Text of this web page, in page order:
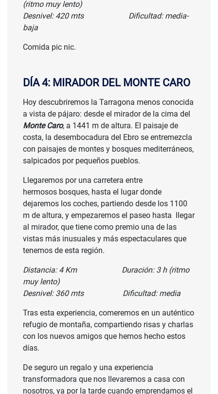
(ritmo muy lento)
Desnivel: 420 mts Dificultad: media-
baja
Comida pic nic.
DÍA 4: MIRADOR DEL MONTE CARO
Hoy descubriremos la Tarragona menos conocida
a vista de pájaro: desde el mirador de la cima del
Monte Caro, a 1441 m de altura. El paisaje de
costa, la desembocadura del Ebro se entremezcla
con paisajes de montes y bosques mediterráneos,
salpicados por pequeños pueblos.
Llegaremos por una carretera entre
hermosos bosques, hasta el lugar donde
dejaremos los coches, partiendo desde los 1100
m de altura, y empezaremos el paseo hasta llegar
al mirador, que tiene como premio una de las
vistas más inusuales y más espectaculares que
tenemos de esta región.
Distancia: 4 Km Duración: 3 h (ritmo
muy lento)
Desnivel: 360 mts Dificultad: media
Tras esta experiencia, comeremos en un auténtico
refugio de montaña, compartiendo risas y charlas
con los nuevos amigos que hemos hecho estos
días.
De seguro un regalo y una experiencia
transformadora que nos llevaremos a casa con
nosotros, ya por la tarde cuando emprendamos el